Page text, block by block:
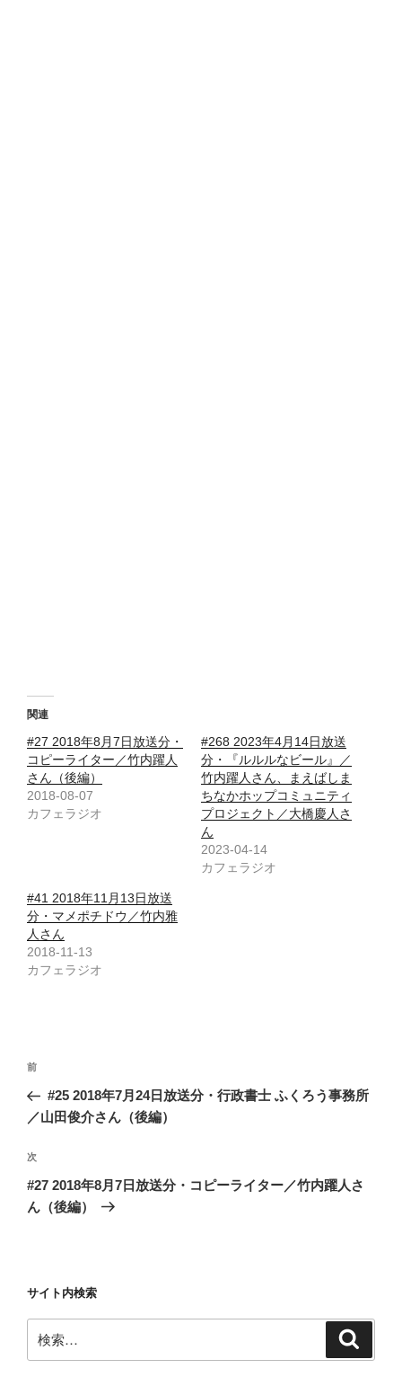
関連
#27 2018年8月7日放送分・
コピーライター／竹内躍人
さん（後編）
2018-08-07
カフェラジオ
#268 2023年4月14日放送
分・『ルルルなビール』／
竹内躍人さん、まえばしま
ちなかホップコミュニティ
プロジェクト／大橋慶人さ
ん
2023-04-14
カフェラジオ
#41 2018年11月13日放送
分・マメポチドウ／竹内雅
人さん
2018-11-13
カフェラジオ
投
ナ
ゲ
ー
シ
前
の
投
前
#25 2018年7月24日放送分・行政書士 ふくろう事務所
／山田俊介さん（後編）
次
の
投
次
#27 2018年8月7日放送分・コピーライター／竹内躍人さ
ん（後編）
サイト内検索
索: